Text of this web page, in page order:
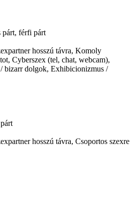
párt, férfi párt
hosszú távra, Komoly
Cyberszex (tel, chat, webcam),
bizarr dolgok, Exhibicionizmus /
hosszú távra, Csoportos szexre